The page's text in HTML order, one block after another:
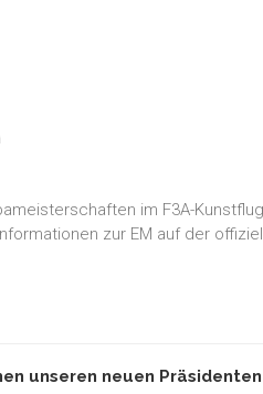
im F3A-
zur EM auf der
unseren neuen